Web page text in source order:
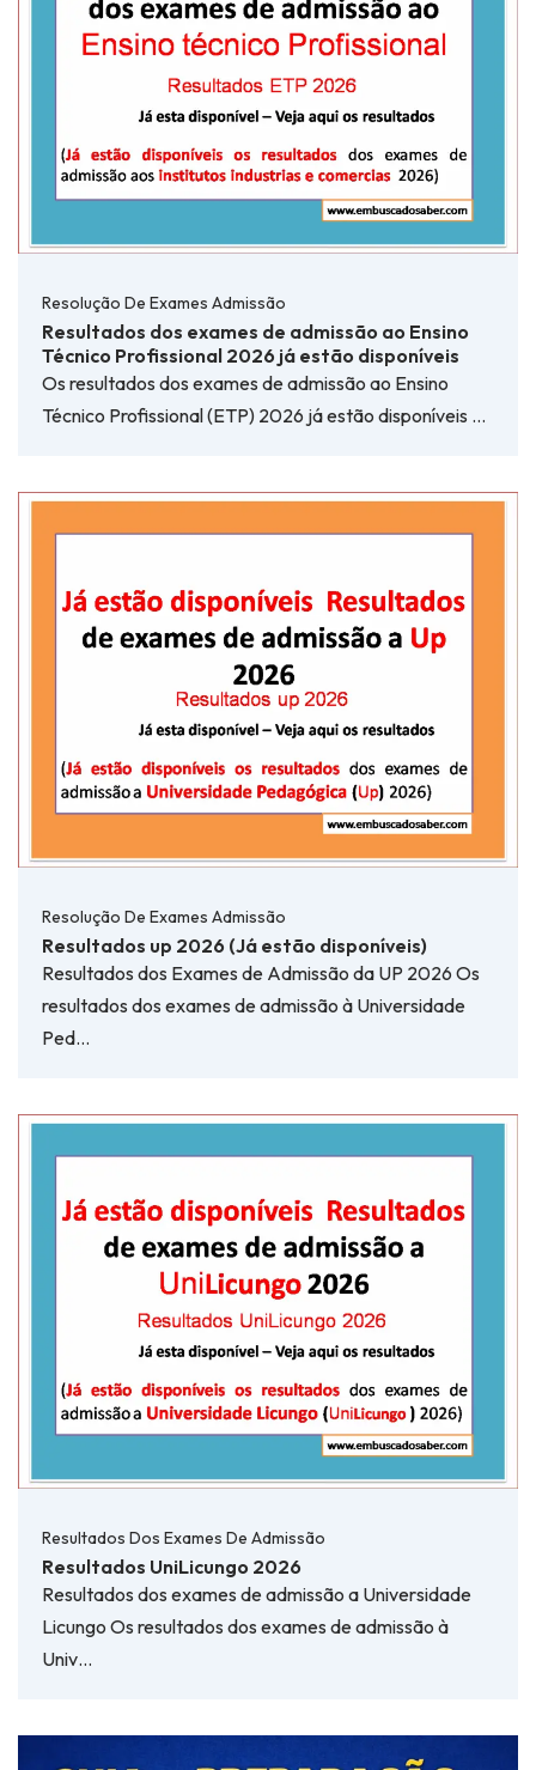
Resolução De Exames Admissão
Resultados dos exames de admissão ao Ensino
Técnico Profissional 2026 já estão disponíveis
Os resultados dos exames de admissão ao Ensino
Técnico Profissional (ETP) 2026 já estão disponíveis …
Resolução De Exames Admissão
Resultados up 2026 (Já estão disponíveis)
Resultados dos Exames de Admissão da UP 2026 Os
resultados dos exames de admissão à Universidade
Ped…
Resultados Dos Exames De Admissão
Resultados UniLicungo 2026
Resultados dos exames de admissão a Universidade
Licungo Os resultados dos exames de admissão à
Univ…